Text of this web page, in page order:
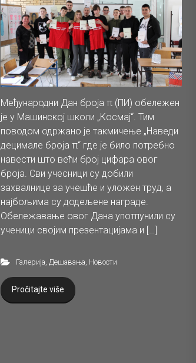
Међународни Дан броја π (ПИ) обележен
је у Машинској школи „Космај“. Тим
поводом одржано је такмичење „Наведи
децимале броја π“ где је било потребно
навести што већи број цифара овог
броја. Сви учесници су добили
захвалнице за учешће и уложен труд, а
најбољима су додељене награде.
Обележавање овог Дана употпунили су
ученици својим презентацијама и […]
Галерија Дешавања Новости
Pročitajte više